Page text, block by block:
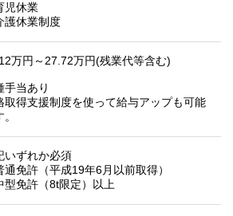
児休業
護休業制度
万円～27.72万円(残業代等含む)
手当あり
取得支援制度を使って給与アップも可能
いずれか必須
通免許（平成19年6月以前取得）
型免許（8t限定）以上